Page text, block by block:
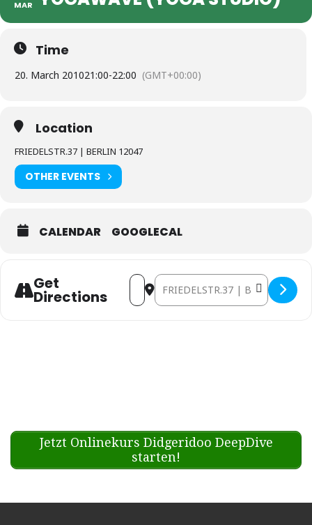
MAR
Time
20. March 201021:00-22:00 (GMT+00:00)
Location
FRIEDELSTR.37 | BERLIN 12047
OTHER EVENTS
CALENDAR GOOGLECAL
Get
Directions
Address - Berlin: Marc Miethe
Destination Address - Berlin:
Jetzt Onlinekurs Didgeridoo DeepDive
starten!